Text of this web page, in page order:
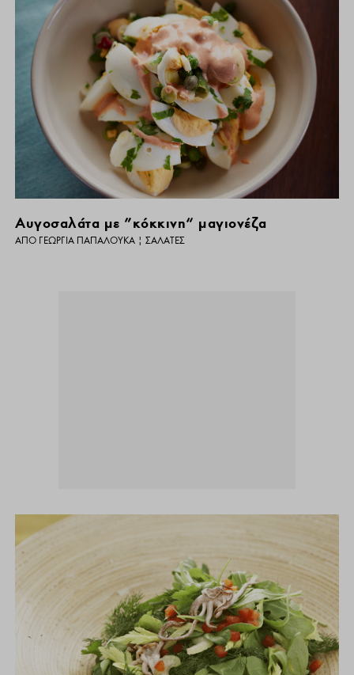
Αυγοσαλάτα με ”κόκκινη“ μαγιονέζα
ΑΠΌ ΓΕΩΡΓΊΑ ΠΑΠΑΛΟΥΚΆ |ΣΑΛΆΤΕΣ